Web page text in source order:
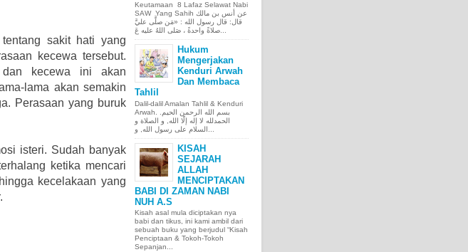
sakit hati yang
kecewa tersebut.
kecewa ini akan
lama akan semakin
Perasaan yang buruk
isteri. Sudah banyak
ketika mencari
kecelakaan yang
Keutamaan 8 Lafaz Selawat Nabi
SAW Yang Sahih عن أنس بن مالك
قال: قال رسول الله : «مَن صلَّى عليَّ
Hukum
Mengerjakan
Kenduri Arwah
Dan Membaca
Tahlil
Dalil-dalil Amalan Tahlil & Kenduri
Arwah. بسم الله الرحمن الحيم.
الحمدلله لا إله إلّا الله, و الصلاة و
KISAH
SEJARAH
ALLAH
MENCIPTAKAN
BABI DI ZAMAN NABI
NUH A.S
Kisah asal mula diciptakan nya
babi dan tikus, ini kami ambil dari
sebuah buku yang berjudul “Kisah
Penciptaan & Tokoh-Tokoh
Sepanjan...